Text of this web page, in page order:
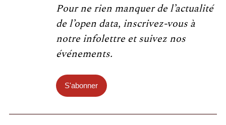
Pour ne rien manquer de l’actualité
de l’open data, inscrivez-vous à
notre infolettre et suivez nos
événements.
S'abonner